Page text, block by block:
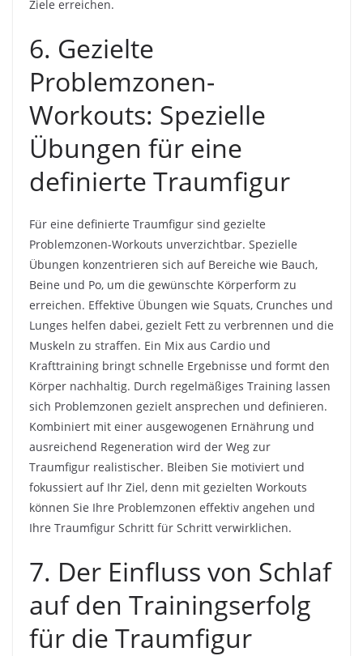
Ziele erreichen.
6. Gezielte
Problemzonen-
Workouts: Spezielle
Übungen für eine
definierte Traumfigur
Für eine definierte Traumfigur sind gezielte
Problemzonen-Workouts unverzichtbar. Spezielle
Übungen konzentrieren sich auf Bereiche wie Bauch,
Beine und Po, um die gewünschte Körperform zu
erreichen. Effektive Übungen wie Squats, Crunches und
Lunges helfen dabei, gezielt Fett zu verbrennen und die
Muskeln zu straffen. Ein Mix aus Cardio und
Krafttraining bringt schnelle Ergebnisse und formt den
Körper nachhaltig. Durch regelmäßiges Training lassen
sich Problemzonen gezielt ansprechen und definieren.
Kombiniert mit einer ausgewogenen Ernährung und
ausreichend Regeneration wird der Weg zur
Traumfigur realistischer. Bleiben Sie motiviert und
fokussiert auf Ihr Ziel, denn mit gezielten Workouts
können Sie Ihre Problemzonen effektiv angehen und
Ihre Traumfigur Schritt für Schritt verwirklichen.
7. Der Einfluss von Schlaf
auf den Trainingserfolg
für die Traumfigur